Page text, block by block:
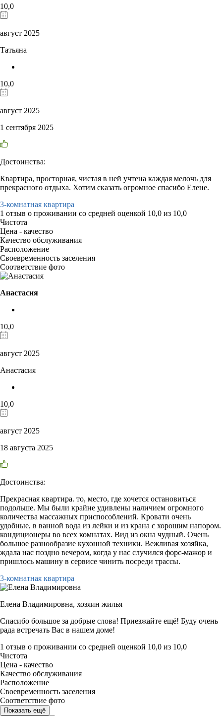
10,0
август 2025
Татьяна
10,0
август 2025
1 сентября 2025
Достоинства:
Квартира, просторная, чистая в ней учтена каждая мелочь для
прекрасного отдыха. Хотим сказать огромное спасибо Елене.
3-комнатная квартира
1 отзыв о проживании со средней оценкой 10,0 из 10,0
Чистота
Цена - качество
Качество обслуживания
Расположение
Своевременность заселения
Соответствие фото
Анастасия
10,0
август 2025
Анастасия
10,0
август 2025
18 августа 2025
Достоинства:
Прекрасная квартира. то, место, где хочется остановиться
подольше. Мы были крайне удивлены наличием огромного
количества массажных приспособлений. Кровати очень
удобные, в ванной вода из лейки и из крана с хорошим напором.
кондиционеры во всех комнатах. Вид из окна чудный. Очень
большое разнообразие кухонной техники. Вежливая хозяйка,
ждала нас поздно вечером, когда у нас случился форс-мажор и
пришлось машину в сервисе чинить посреди трассы.
3-комнатная квартира
Елена Владимировна, хозяин жилья
Спасибо большое за добрые слова! Приезжайте ещё! Буду очень
рада встречать Вас в нашем доме!
1 отзыв о проживании со средней оценкой 10,0 из 10,0
Чистота
Цена - качество
Качество обслуживания
Расположение
Своевременность заселения
Соответствие фото
Показать ещё